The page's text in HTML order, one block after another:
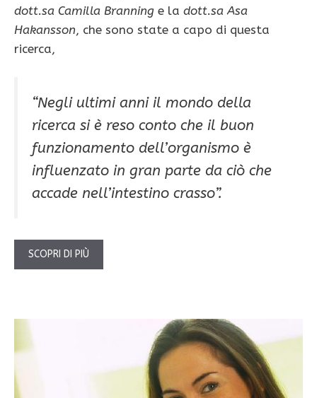
dott.sa Camilla Branning e la dott.sa Asa
Hakansson, che sono state a capo di questa
ricerca,
“Negli ultimi anni il mondo della
ricerca si è reso conto che il buon
funzionamento dell’organismo è
influenzato in gran parte da ciò che
accade nell’intestino crasso”.
SCOPRI DI PIÙ